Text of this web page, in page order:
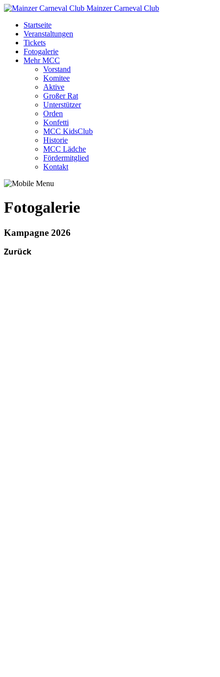
Mainzer Carneval Club
Startseite
Veranstaltungen
Tickets
Fotogalerie
Mehr MCC
Vorstand
Komitee
Aktive
Großer Rat
Unterstützer
Orden
Konfetti
MCC KidsClub
Historie
MCC Lädche
Fördermitglied
Kontakt
Fotogalerie
Kampagne 2026
Zurück